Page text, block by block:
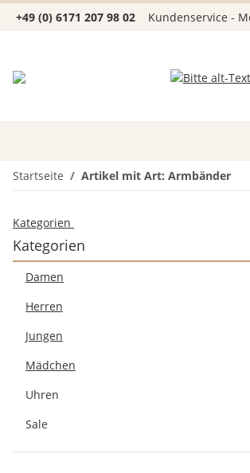
+49 (0) 6171 207 98 02 Kundenservice -
Startseite Artikel mit Art: Armbänder
Kategorien
Kategorien
Damen
Herren
Jungen
Mädchen
Uhren
Sale